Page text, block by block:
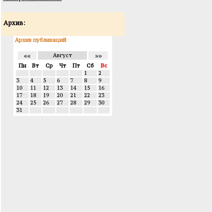
Архив:
Архив публикаций
«« Август »»
Пн Вт Ср Чт Пт Сб
Вс
1
2
3
4 5 6 7 8
9
10
11 12 13 14 15
16
17
18 19 20 21 22
23
24
25 26 27 28 29
30
31